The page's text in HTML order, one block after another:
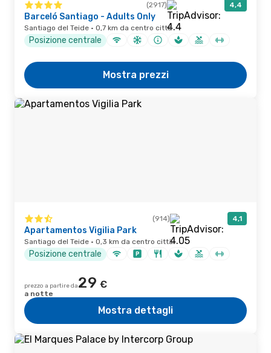
(2917) 4,4
Barceló Santiago - Adults Only
Santiago del Teide · 0,7 km da centro città
Posizione centrale
Mostra prezzi
(914) 4,1
Apartamentos Vigilia Park
Santiago del Teide · 0,3 km da centro città
Posizione centrale
prezzo a partire da29 €
a notte
Mostra dettagli